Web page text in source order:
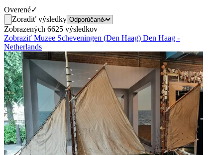
Overené✓
Zoradiť výsledky
Zobrazených 6625 výsledkov
Zobraziť Muzee Scheveningen (Den Haag) Den Haag -
Netherlands